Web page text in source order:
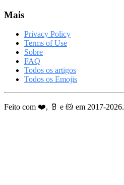
Mais
Privacy Policy
Terms of Use
Sobre
FAQ
Todos os artigos
Todos os Emojis
Feito com ❤️, 🥛 e 🐹 em 2017-2026.